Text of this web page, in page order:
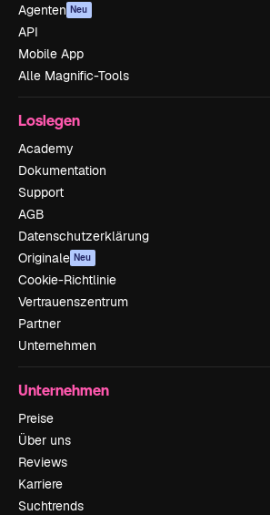
Agenten Neu
API
Mobile App
Alle Magnific-Tools
Loslegen
Academy
Dokumentation
Support
AGB
Datenschutzerklärung
Originale Neu
Cookie-Richtlinie
Vertrauenszentrum
Partner
Unternehmen
Unternehmen
Preise
Über uns
Reviews
Karriere
Suchtrends